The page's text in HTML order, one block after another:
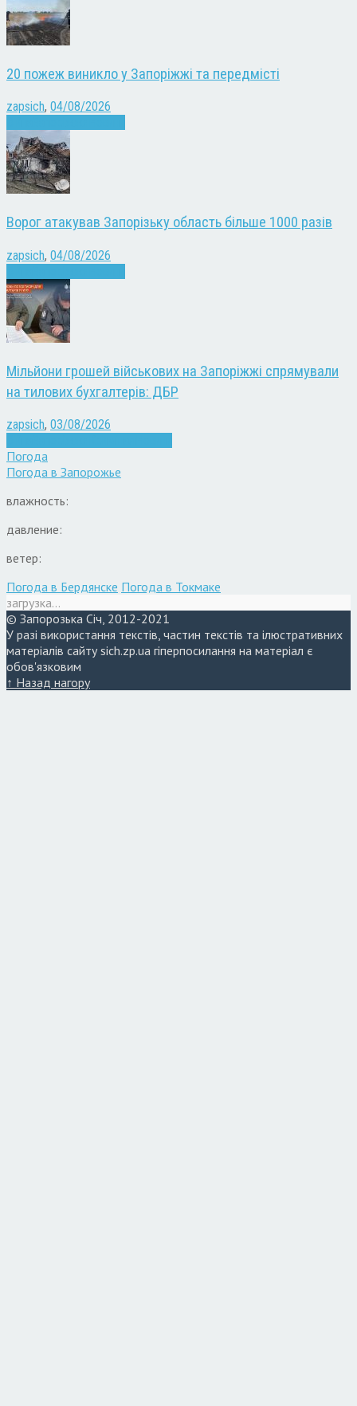
20 пожеж виникло у Запоріжжі та передмісті
zapsich, 04/08/2026
Ворог атакував Запорізьку область більше 1000 разів
zapsich, 04/08/2026
Мільйони грошей військових на Запоріжжі спрямували
на тилових бухгалтерів: ДБР
zapsich, 03/08/2026
Погода
Погода в Запорожье
влажность:
давление:
ветер:
Погода в Бердянске Погода в Токмаке
загрузка...
© Запорозька Січ, 2012-2021
У разі використання текстів, частин текстів та ілюстративних
матеріалів сайту sich.zp.ua гіперпосилання на матеріал є
обов'язковим
↑ Назад нагору